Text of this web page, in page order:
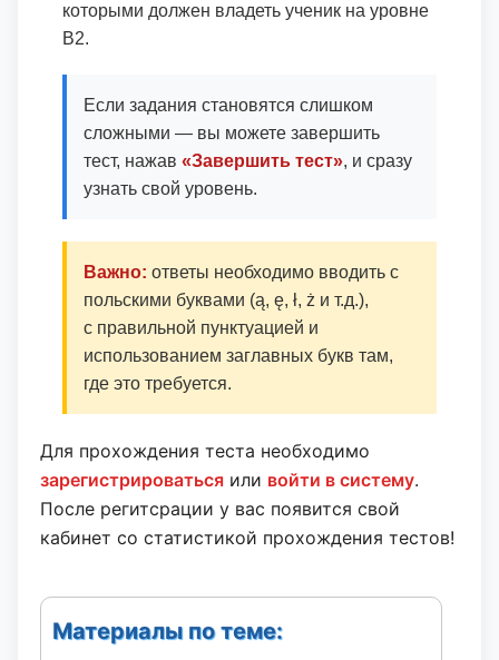
которыми должен владеть ученик на уровне
B2.
Если задания становятся слишком
сложными — вы можете завершить
тест, нажав «Завершить тест», и сразу
узнать свой уровень.
Важно: ответы необходимо вводить с
польскими буквами (ą, ę, ł, ż и т.д.),
с правильной пунктуацией и
использованием заглавных букв там,
где это требуется.
Для прохождения теста необходимо
зарегистрироваться или войти в систему.
После регитсрации у вас появится свой
кабинет со статистикой прохождения тестов!
Материалы по теме: